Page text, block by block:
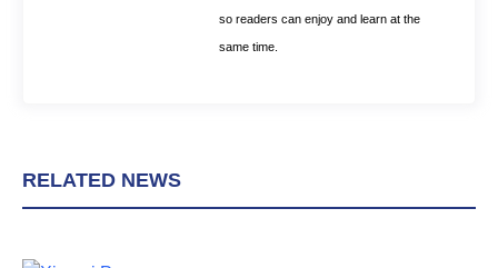
so readers can enjoy and learn at the
same time.
RELATED NEWS